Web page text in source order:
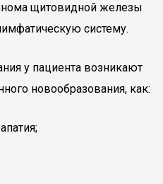
щитовидной железы
систему.
у пациента возникают
новообразования, как: